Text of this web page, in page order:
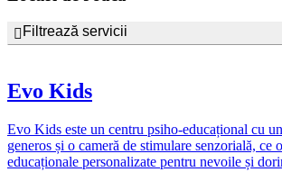
Filtrează servicii
Evo Kids
Evo Kids este un centru psiho-educațional cu
generos și o cameră de stimulare senzorială, ce
educaționale personalizate pentru nevoile și